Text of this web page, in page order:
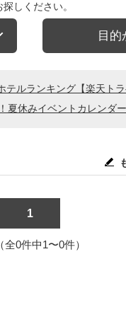
しください。
目的
ルランキング【楽天トラ
夏休みイベントカレンダー
1
全0件中1〜0件）